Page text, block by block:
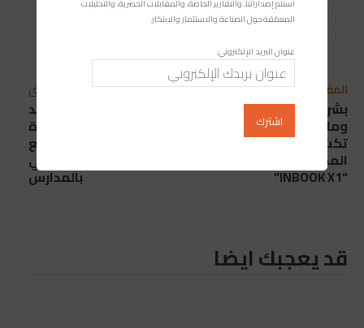
المقال السابق
التعليم الرقمي يُوَحّد
جهود “إنوي” مع وزارة
التربية الوطنية لتسريع
التحول التكنولوجي
بالمدارس
المقال التالي
بشراكة مع إنتل
تكشف الحاسوب
المحمول عالي الجودة
“INBOOK X1”
قد يعجبك ايضا
استلم إصداراتنا، والتقارير الخاصة، والمقابلات الحصرية، والتحليلات
المعمّقة حول الصناعة والاستثمار والابتكار.
عنوان البريد الإلكتروني: